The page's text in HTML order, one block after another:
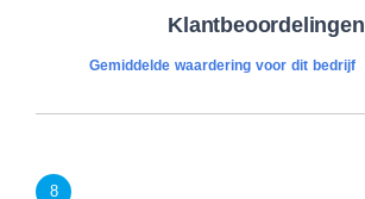
Klantbeoordelingen
Gemiddelde waardering voor dit bedrijf
8